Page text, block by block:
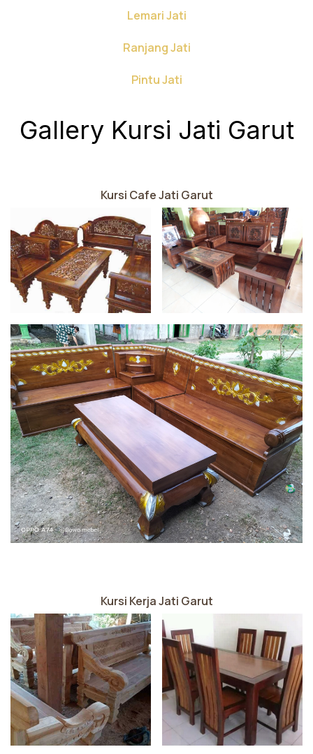
Lemari Jati
Ranjang Jati
Pintu Jati
Gallery Kursi Jati Garut
Kursi Cafe Jati Garut
Kursi Kerja Jati Garut